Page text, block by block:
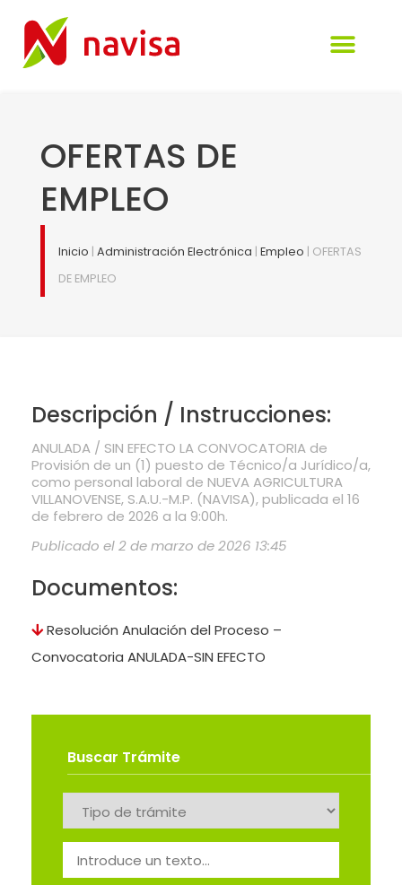
OFERTAS DE
EMPLEO
Inicio | Administración Electrónica | Empleo | OFERTAS
DE EMPLEO
Descripción / Instrucciones:
ANULADA / SIN EFECTO LA CONVOCATORIA de
Provisión de un (1) puesto de Técnico/a Jurídico/a,
como personal laboral de NUEVA AGRICULTURA
VILLANOVENSE, S.A.U.-M.P. (NAVISA), publicada el 16
de febrero de 2026 a la 9:00h.
Publicado el 2 de marzo de 2026 13:45
Documentos:
Resolución Anulación del Proceso –
Convocatoria ANULADA-SIN EFECTO
Buscar Trámite